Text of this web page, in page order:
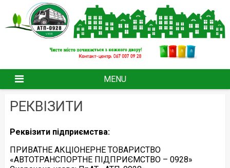
content
MENU
РЕКВІЗИТИ
Реквізити підприємства:
ПРИВАТНЕ АКЦІОНЕРНЕ ТОВАРИСТВО
«АВТОТРАНСПОРТНЕ ПІДПРИЄМСТВО – 0928»